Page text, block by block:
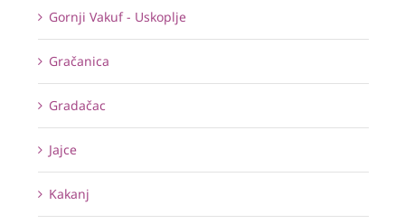
Gornji Vakuf - Uskoplje
Gračanica
Gradačac
Jajce
Kakanj